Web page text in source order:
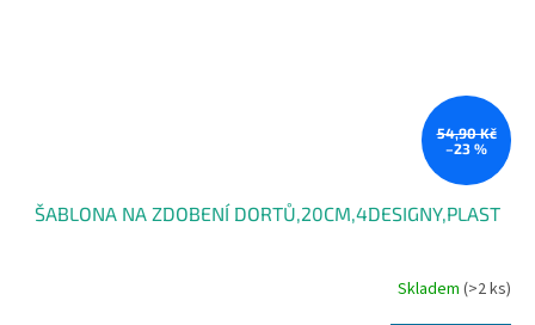
54,90 Kč
–23 %
ŠABLONA NA ZDOBENÍ DORTŮ,20CM,4DESIGNY,PLAST
Skladem (>2 ks)